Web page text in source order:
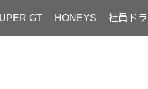
GT HONEYS 社員ド